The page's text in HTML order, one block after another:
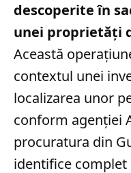
descoperite în
unei proprietăți
Această
contextul unei
localizarea unor
conform agenției
procuratura din
identifice complet